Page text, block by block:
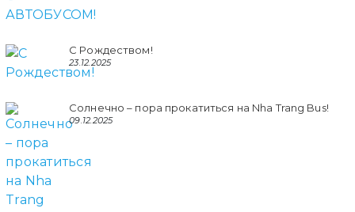
С Рождеством!
23.12.2025
Солнечно – пора прокатиться на Nha Trang Bus!
09.12.2025